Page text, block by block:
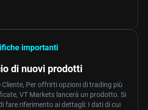
importanti
di nuovi prodotti
Cliente, Per offrirti opzioni di trading più
VT Markets lancerà un prodotto. Si
fare riferimento ai dettagli: I dati di cui